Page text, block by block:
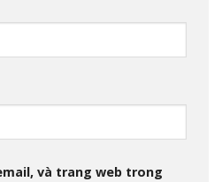
và trang web trong